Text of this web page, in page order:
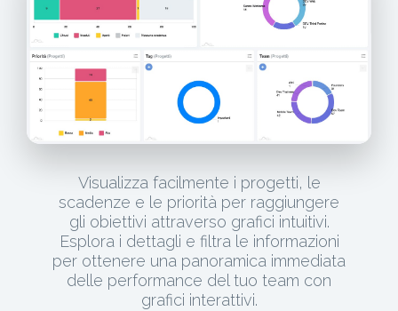
Visualizza facilmente i progetti, le
scadenze e le priorità per raggiungere
gli obiettivi attraverso grafici intuitivi.
Esplora i dettagli e filtra le informazioni
per ottenere una panoramica immediata
delle performance del tuo team con
grafici interattivi.